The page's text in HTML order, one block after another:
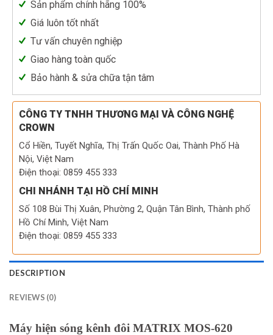
Sản phẩm chính hãng 100%
Giá luôn tốt nhất
Tư vấn chuyên nghiệp
Giao hàng toàn quốc
Bảo hành & sửa chữa tận tâm
CÔNG TY TNHH THƯƠNG MẠI VÀ CÔNG NGHỆ
CROWN
Cổ Hiền, Tuyết Nghĩa, Thị Trấn Quốc Oai, Thành Phố Hà
Nội, Việt Nam
Điện thoại: 0859 455 333
CHI NHÁNH TẠI HỒ CHÍ MINH
Số 108 Bùi Thị Xuân, Phường 2, Quận Tân Bình, Thành phố
Hồ Chí Minh, Việt Nam
Điện thoại: 0859 455 333
DESCRIPTION
REVIEWS (0)
Máy hiện sóng kênh đôi MATRIX MOS-620